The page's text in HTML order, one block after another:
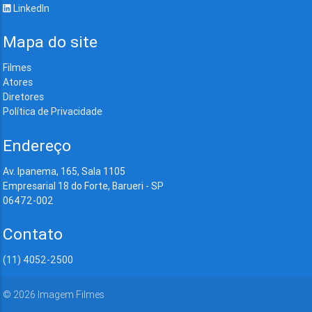
LinkedIn
Mapa do site
Filmes
Atores
Diretores
Política de Privacidade
Endereço
Av. Ipanema, 165, Sala 1105
Empresarial 18 do Forte, Barueri - SP
06472-002
Contato
(11) 4052-2500
© 2026 Imagem Filmes